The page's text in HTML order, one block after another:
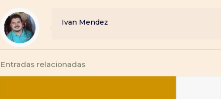
Ivan Mendez
Entradas relacionadas